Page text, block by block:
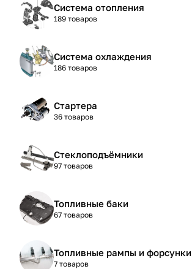
Система отопления
189 товаров
Система охлаждения
186 товаров
Стартера
36 товаров
Стеклоподъёмники
97 товаров
Топливные баки
67 товаров
Топливные рампы и форсунки
7 товаров